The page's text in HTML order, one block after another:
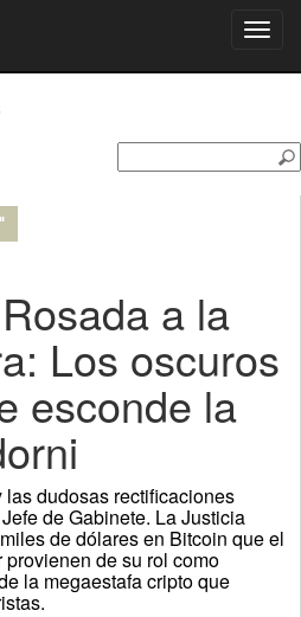
a la
Los oscuros
esconde la
dudosas rectificaciones
de Gabinete. La Justicia
de dólares en Bitcoin que el
de su rol como
la megaestafa cripto que